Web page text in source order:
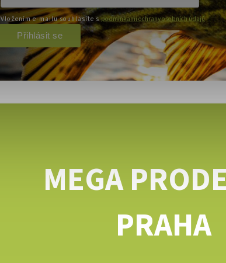
MEGA
PRAHA
Vložením e-mailu souhlasíte spodmínkami ochrany osobních údajů
Přihlásit se